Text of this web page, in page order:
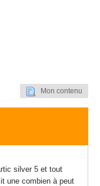
Mon contenu
silver 5 et tout
une combien à peut